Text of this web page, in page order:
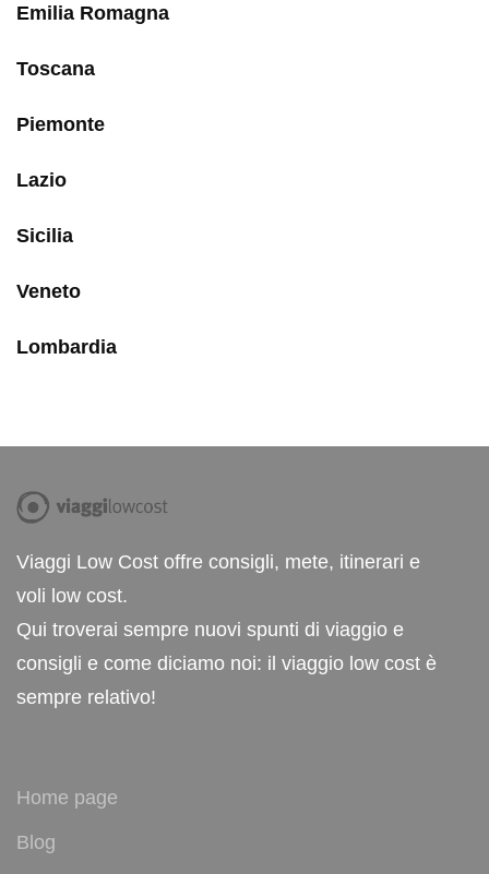
Emilia Romagna
Toscana
Piemonte
Lazio
Sicilia
Veneto
Lombardia
Viaggi Low Cost offre consigli, mete, itinerari e
voli low cost.
Qui troverai sempre nuovi spunti di viaggio e
consigli e come diciamo noi: il viaggio low cost è
sempre relativo!
Home page
Blog